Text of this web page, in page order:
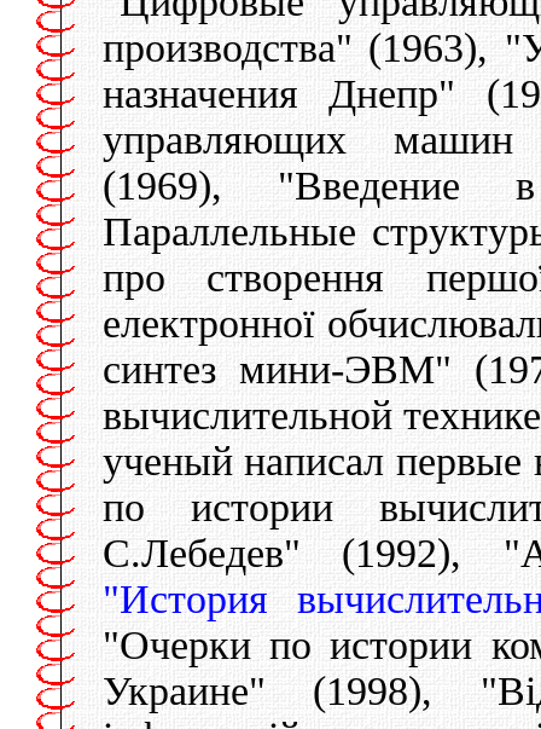
производства" (1963),
назначения Днепр"
управляющих машин
(1969), "Введение в
Параллельные
про створення
електронної
синтез мини-ЭВМ"
вычислительной
ученый написал
по истории
С.Лебедев" (1992),
"История
"Очерки по истории
Украине" (1998),